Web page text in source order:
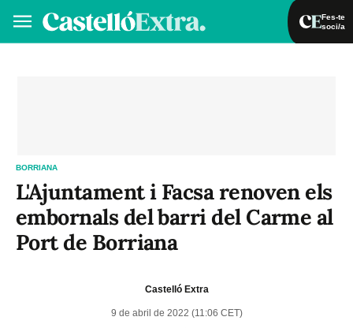
Fes-te
soci/a
BORRIANA
L'Ajuntament i Facsa renoven els
embornals del barri del Carme al
Port de Borriana
Castelló Extra
9 de abril de 2022 (11:06 CET)